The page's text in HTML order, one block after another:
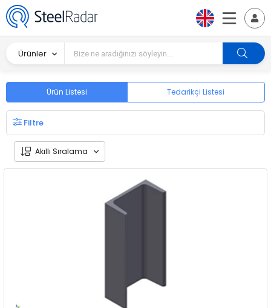
Ürünler
Ürün Listesi Tedarikçi Listesi
Filtre
Akıllı Sıralama